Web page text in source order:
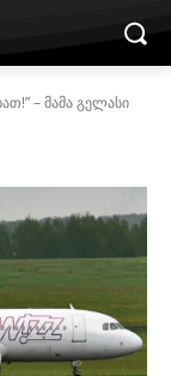
– მამა გელასი